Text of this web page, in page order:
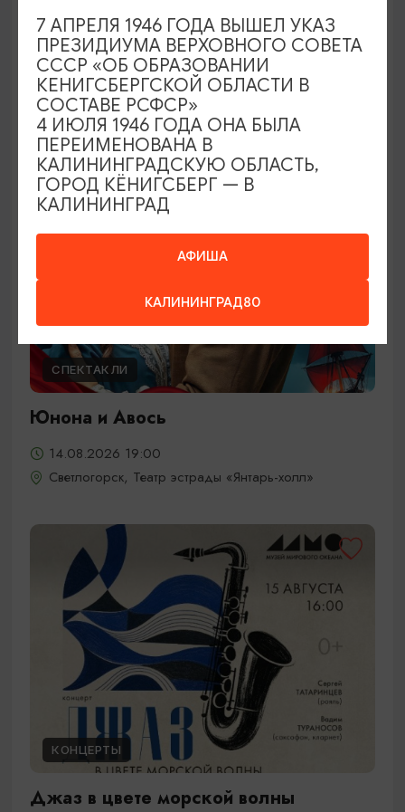
День археолога в Музее янтаря
14.08.2026 16:00
Калининград, Музей янтаря
ОТ 1500₽
СПЕКТАКЛИ
Юнона и Авось
14.08.2026 19:00
Светлогорск, Театр эстрады «Янтарь-холл»
КОНЦЕРТЫ
Джаз в цвете морской волны
АФИША
КАЛИНИНГРАД80
7 АПРЕЛЯ 1946 ГОДА ВЫШЕЛ УКАЗ
ПРЕЗИДИУМА ВЕРХОВНОГО СОВЕТА
СССР «ОБ ОБРАЗОВАНИИ
КЕНИГСБЕРГСКОЙ ОБЛАСТИ В
СОСТАВЕ РСФСР»
4 ИЮЛЯ 1946 ГОДА ОНА БЫЛА
ПЕРЕИМЕНОВАНА В
КАЛИНИНГРАДСКУЮ ОБЛАСТЬ,
ГОРОД КЁНИГСБЕРГ — В
КАЛИНИНГРАД